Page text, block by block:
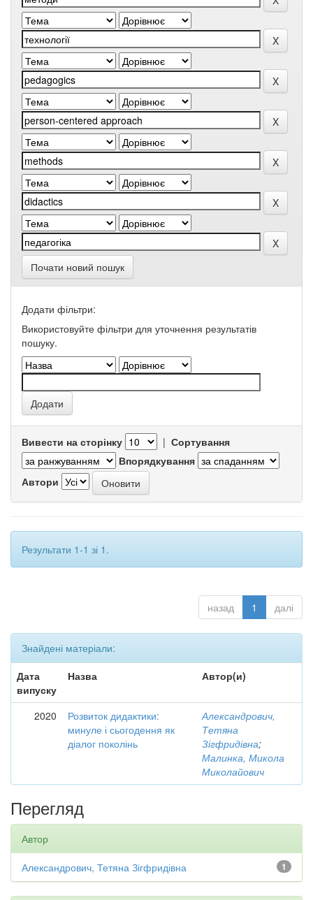
Почати новий пошук
Додати фільтри:
Використовуйте фільтри для уточнення результатів
пошуку.
Вивести на сторінку | Сортування
Впорядкування
Автори
Результати 1-1 зі 1.
назад 1 далі
Знайдені матеріали:
Дата
випуску
Назва Автор(и)
2020
Розвиток дидактики:
минуле і сьогодення як
діалог поколінь
Александрович,
Тетяна
Зігфридівна;
Малинка, Микола
Миколайович
Перегляд
Автор
1
Александрович, Тетяна Зігфридівна